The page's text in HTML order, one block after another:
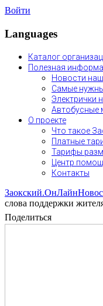
Войти
Languages
Каталог
Полезная
Новости
Самые
Электрички
Автобусные
О проекте
Что такое
Платные
Тарифы
Центр
Контакты
Заокский.ОнЛайн
слова поддержки
Поделиться